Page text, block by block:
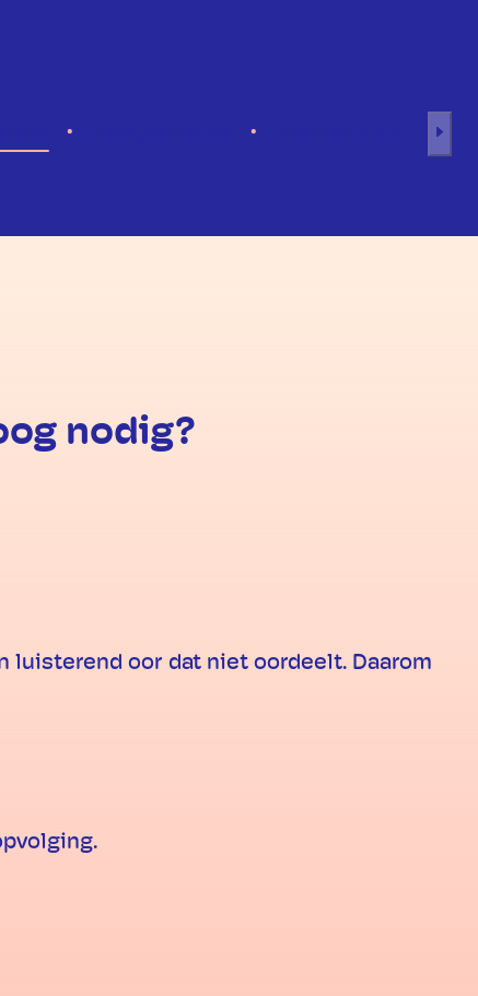
nodig?
luisterend oor dat niet oordeelt. Daarom